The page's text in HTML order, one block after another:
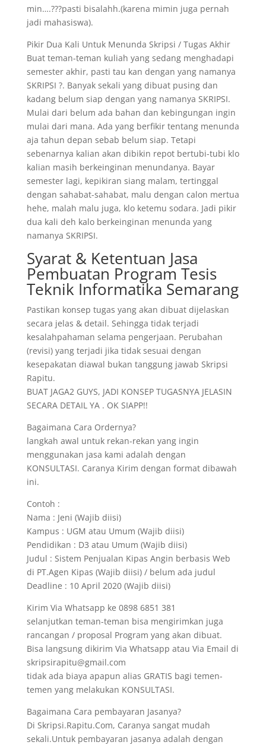
min….???pasti bisalahh.(karena mimin juga pernah
jadi mahasiswa).
Pikir Dua Kali Untuk Menunda Skripsi / Tugas Akhir
Buat teman-teman kuliah yang sedang menghadapi
semester akhir, pasti tau kan dengan yang namanya
SKRIPSI ?. Banyak sekali yang dibuat pusing dan
kadang belum siap dengan yang namanya SKRIPSI.
Mulai dari belum ada bahan dan kebingungan ingin
mulai dari mana. Ada yang berfikir tentang menunda
aja tahun depan sebab belum siap. Tetapi
sebenarnya kalian akan dibikin repot bertubi-tubi klo
kalian masih berkeinginan menundanya. Bayar
semester lagi, kepikiran siang malam, tertinggal
dengan sahabat-sahabat, malu dengan calon mertua
hehe, malah malu juga, klo ketemu sodara. Jadi pikir
dua kali deh kalo berkeinginan menunda yang
namanya SKRIPSI.
Syarat & Ketentuan Jasa
Pembuatan Program Tesis
Teknik Informatika Semarang
Pastikan konsep tugas yang akan dibuat dijelaskan
secara jelas & detail. Sehingga tidak terjadi
kesalahpahaman selama pengerjaan. Perubahan
(revisi) yang terjadi jika tidak sesuai dengan
kesepakatan diawal bukan tanggung jawab Skripsi
Rapitu.
BUAT JAGA2 GUYS, JADI KONSEP TUGASNYA JELASIN
SECARA DETAIL YA . OK SIAPP!!
Bagaimana Cara Ordernya?
langkah awal untuk rekan-rekan yang ingin
menggunakan jasa kami adalah dengan
KONSULTASI. Caranya Kirim dengan format dibawah
ini.
Contoh :
Nama : Jeni (Wajib diisi)
Kampus : UGM atau Umum (Wajib diisi)
Pendidikan : D3 atau Umum (Wajib diisi)
Judul : Sistem Penjualan Kipas Angin berbasis Web
di PT.Agen Kipas (Wajib diisi) / belum ada judul
Deadline : 10 April 2020 (Wajib diisi)
Kirim Via Whatsapp ke 0898 6851 381
selanjutkan teman-teman bisa mengirimkan juga
rancangan / proposal Program yang akan dibuat.
Bisa langsung dikirim Via Whatsapp atau Via Email di
skripsirapitu@gmail.com
tidak ada biaya apapun alias GRATIS bagi temen-
temen yang melakukan KONSULTASI.
Bagaimana Cara pembayaran Jasanya?
Di Skripsi.Rapitu.Com, Caranya sangat mudah
sekali.Untuk pembayaran jasanya adalah dengan